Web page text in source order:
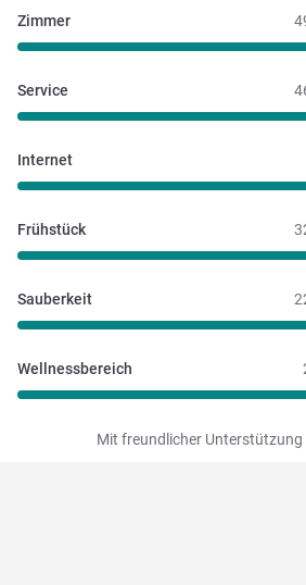
Zimmer
Service
Internet
Frühstück
Sauberkeit
Wellnessbereich
Mit freundlicher Unterstützung